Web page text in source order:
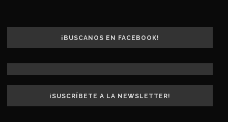
¡BUSCANOS EN FACEBOOK!
¡SUSCRÍBETE A LA NEWSLETTER!